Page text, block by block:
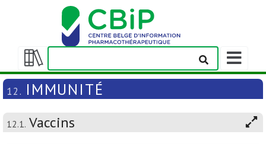
Afficher/masquer
la
table
matières
Afficher/
la
barre
navigation
12. IMMUNITÉ
12.1. Vaccins